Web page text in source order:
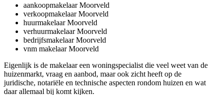
aankoopmakelaar Moorveld
verkoopmakelaar Moorveld
huurmakelaar Moorveld
verhuurmakelaar Moorveld
bedrijfsmakelaar Moorveld
vnm makelaar Moorveld
Eigenlijk is de makelaar een woningspecialist die veel weet van de
huizenmarkt, vraag en aanbod, maar ook zicht heeft op de
juridische, notariële en technische aspecten rondom huizen en wat
daar allemaal bij komt kijken.